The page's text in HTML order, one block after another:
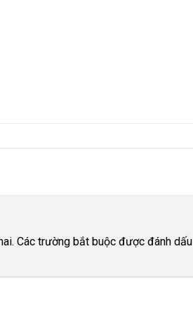
Các trường bắt buộc được đánh dấu